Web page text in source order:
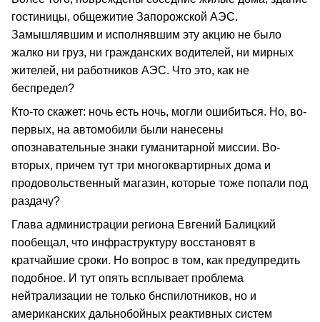
гостиницы, общежитие Запорожской АЭС.
Замышлявшим и исполнявшим эту акцию не было
жалко ни груз, ни гражданских водителей, ни мирных
жителей, ни работников АЭС. Что это, как не
беспредел?
Кто-то скажет: ночь есть ночь, могли ошибиться. Но, во-
первых, на автомобили были нанесены
опознавательные знаки гуманитарной миссии. Во-
вторых, причем тут три многоквартирных дома и
продовольственный магазин, которые тоже попали под
раздачу?
Глава администрации региона Евгений Балицкий
пообещал, что инфраструктуру восстановят в
кратчайшие сроки. Но вопрос в том, как предупредить
подобное. И тут опять всплывает проблема
нейтрализации не только бнспилотников, но и
американских дальнобойных реактивных систем